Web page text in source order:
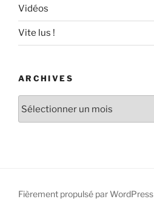
Vidéos
Vite lus !
ARCHIVES
Fièrement propulsé par WordPress